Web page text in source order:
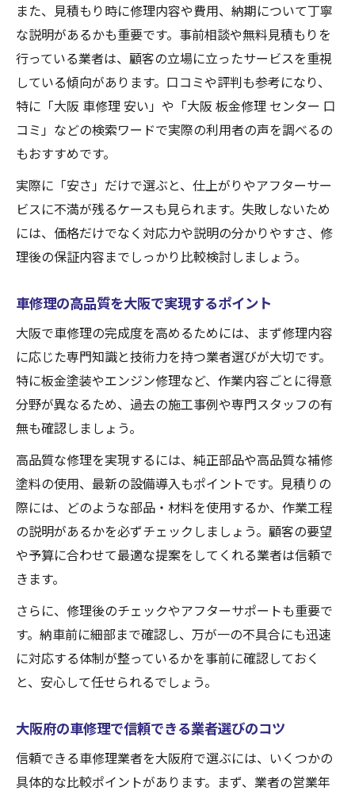
また、見積もり時に修理内容や費用、納期について丁寧
な説明があるかも重要です。事前相談や無料見積もりを
行っている業者は、顧客の立場に立ったサービスを重視
している傾向があります。口コミや評判も参考になり、
特に「大阪 車修理 安い」や「大阪 板金修理 センター 口
コミ」などの検索ワードで実際の利用者の声を調べるの
もおすすめです。
実際に「安さ」だけで選ぶと、仕上がりやアフターサー
ビスに不満が残るケースも見られます。失敗しないため
には、価格だけでなく対応力や説明の分かりやすさ、修
理後の保証内容までしっかり比較検討しましょう。
車修理の高品質を大阪で実現するポイント
大阪で車修理の完成度を高めるためには、まず修理内容
に応じた専門知識と技術力を持つ業者選びが大切です。
特に板金塗装やエンジン修理など、作業内容ごとに得意
分野が異なるため、過去の施工事例や専門スタッフの有
無も確認しましょう。
高品質な修理を実現するには、純正部品や高品質な補修
塗料の使用、最新の設備導入もポイントです。見積りの
際には、どのような部品・材料を使用するか、作業工程
の説明があるかを必ずチェックしましょう。顧客の要望
や予算に合わせて最適な提案をしてくれる業者は信頼で
きます。
さらに、修理後のチェックやアフターサポートも重要で
す。納車前に細部まで確認し、万が一の不具合にも迅速
に対応する体制が整っているかを事前に確認しておく
と、安心して任せられるでしょう。
大阪府の車修理で信頼できる業者選びのコツ
信頼できる車修理業者を大阪府で選ぶには、いくつかの
具体的な比較ポイントがあります。まず、業者の営業年